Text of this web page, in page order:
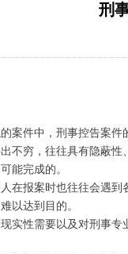
刑
案件中，刑事控告案
不穷，往往具有隐蔽
能完成的。
在报案时也往往会遇
以达到目的。
实性需要以及对刑事